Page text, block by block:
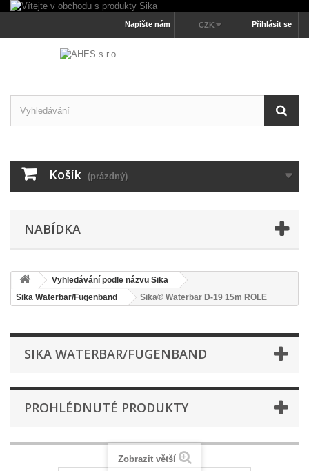
Přihlásit se
CZK
Napište nám
Košík (prázdný)
NABÍDKA
Vyhledávání podle názvu Sika
Sika Waterbar/Fugenband
Sika® Waterbar D-19 15m ROLE
SIKA WATERBAR/FUGENBAND
PROHLÉDNUTÉ PRODUKTY
Zobrazit větší